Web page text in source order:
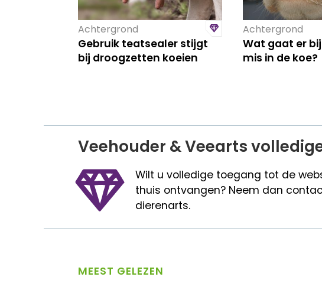
Achtergrond
Gebruik teatsealer stijgt
bij droogzetten koeien
Achtergrond
Wat gaat er
mis in de koe?
Veehouder & Veearts
Wilt u volledige toegang tot de
thuis ontvangen? Neem dan
dierenarts.
MEEST GELEZEN